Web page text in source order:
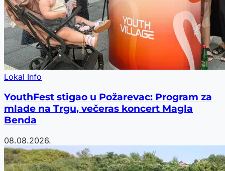
Lokal Info
YouthFest stigao u Požarevac: Program za
mlade na Trgu, večeras koncert Magla
Benda
08.08.2026.